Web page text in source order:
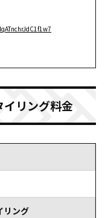
リング料金
リング